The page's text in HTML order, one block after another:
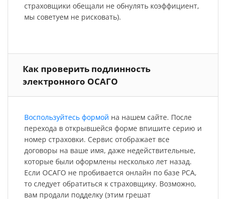
страховщики обещали не обнулять коэффициент,
мы советуем не рисковать).
Как проверить подлинность
электронного ОСАГО
Воспользуйтесь формой на нашем сайте. После
перехода в открывшейся форме впишите серию и
номер страховки. Сервис отображает все
договоры на ваше имя, даже недействительные,
которые были оформлены несколько лет назад.
Если ОСАГО не пробивается онлайн по базе РСА,
то следует обратиться к страховщику. Возможно,
вам продали подделку (этим грешат